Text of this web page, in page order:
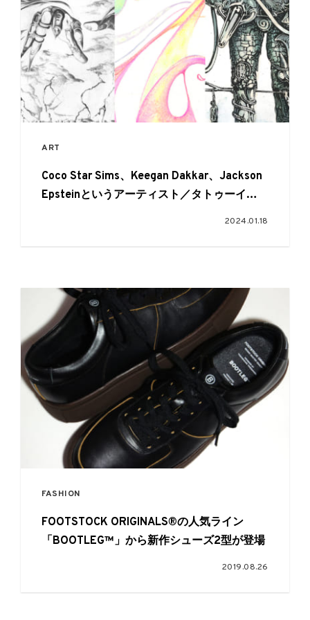
ART
Coco Star Sims、Keegan Dakkar、Jackson
Epsteinというアーティスト／タトゥーイス
2024.01.18
FASHION
FOOTSTOCK ORIGINALS®の人気ライン
「BOOTLEG™」から新作シューズ2型が登場
2019.08.26